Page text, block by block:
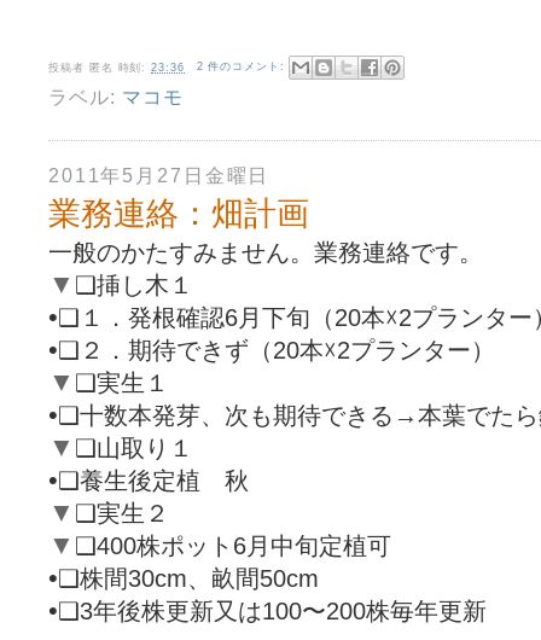
投稿者 匿名 時刻:23:36 2 件のコメント:
ラベル: マコモ
2011年5月27日金曜日
業務連絡：畑計画
一般のかたすみません。業務連絡です。
▼ ❑挿し木１
•❑ １．発根確認6月下旬（20本☓2プランター
•❑ ２．期待できず（20本☓2プランター）
▼ ❑実生１
•❑十数本発芽、次も期待できる→本葉でた
▼ ❑山取り１
•❑養生後定植 秋
▼ ❑実生２
▼ ❑400株ポット6月中旬定植可
•❑株間30cm、畝間50cm
•❑3年後株更新又は100〜200株毎年更新